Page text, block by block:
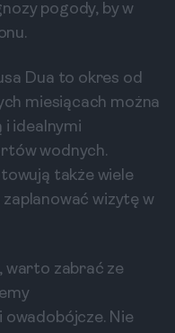
pogody, by w
Dua to okres od
miesiącach można
i idealnymi
wodnych.
także wiele
wizytę w
warto zabrać ze
owadobójcze. Nie